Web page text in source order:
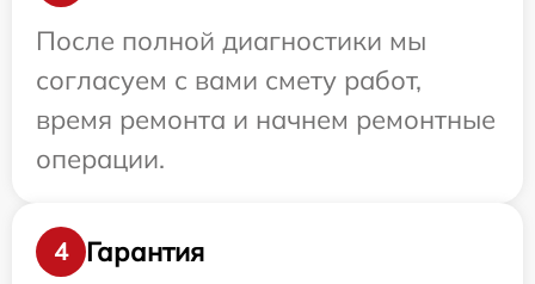
После полной диагностики мы
согласуем с вами смету работ,
время ремонта и начнем ремонтные
операции.
4
Гарантия